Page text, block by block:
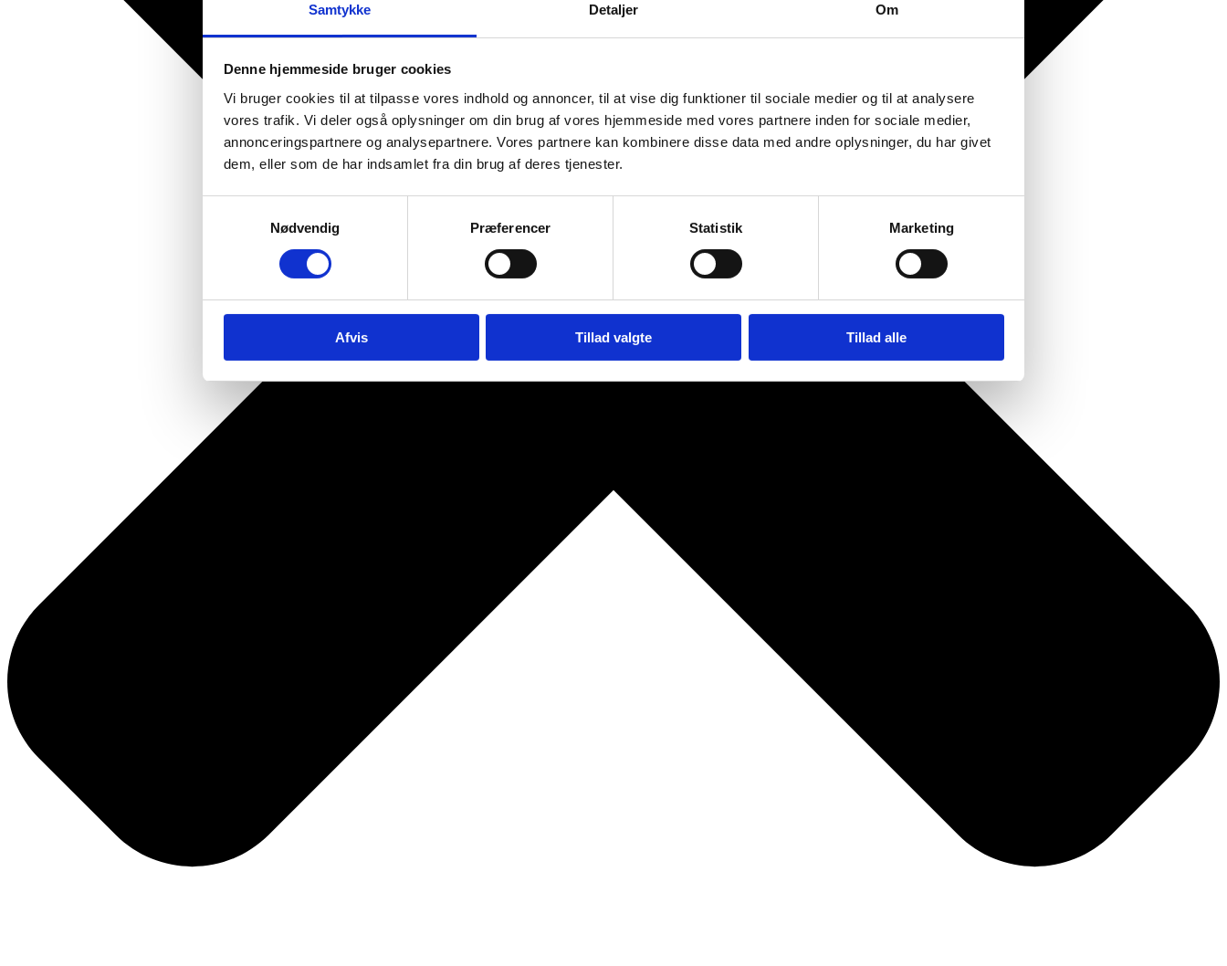
Samtykke Detaljer Om
Denne hjemmeside bruger cookies
Vi bruger cookies til at tilpasse vores indhold og annoncer, til at vise dig funktioner til sociale medier og til at analysere
vores trafik. Vi deler også oplysninger om din brug af vores hjemmeside med vores partnere inden for sociale medier,
annonceringspartnere og analysepartnere. Vores partnere kan kombinere disse data med andre oplysninger, du har givet
dem, eller som de har indsamlet fra din brug af deres tjenester.
Nødvendig
Præferencer Statistik Marketing
Afvis Tillad valgte Tillad alle